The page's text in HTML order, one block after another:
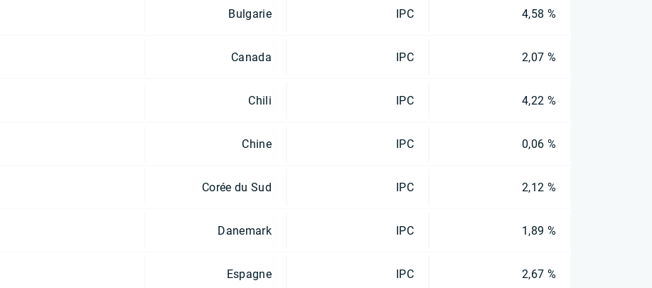
Bulgarie IPC 4,58 %
Canada IPC 2,07 %
Chili IPC 4,22 %
Chine IPC 0,06 %
Corée du Sud IPC 2,12 %
Danemark IPC 1,89 %
Espagne IPC 2,67 %